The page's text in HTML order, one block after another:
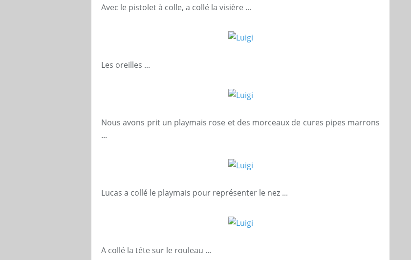
Avec le pistolet à colle, a collé la visière ...
Les oreilles ...
Nous avons prit un playmais rose et des morceaux de cures pipes marrons
...
Lucas a collé le playmais pour représenter le nez ...
A collé la tête sur le rouleau ...